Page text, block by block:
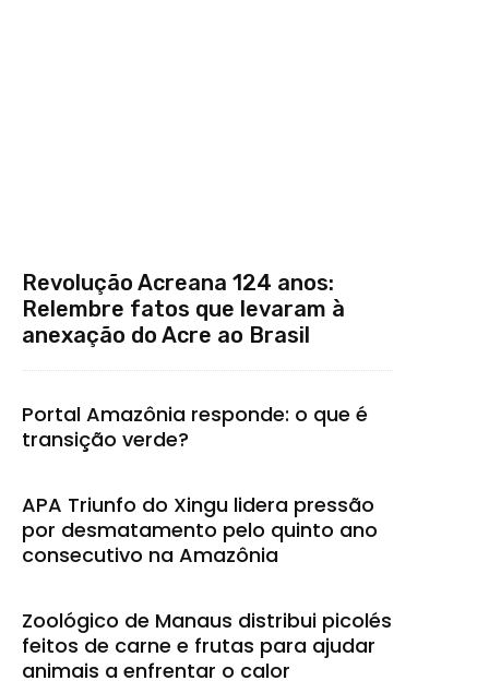
Revolução Acreana 124 anos:
Relembre fatos que levaram à
anexação do Acre ao Brasil
Portal Amazônia responde: o que é
transição verde?
APA Triunfo do Xingu lidera pressão
por desmatamento pelo quinto ano
consecutivo na Amazônia
Zoológico de Manaus distribui picolés
feitos de carne e frutas para ajudar
animais a enfrentar o calor